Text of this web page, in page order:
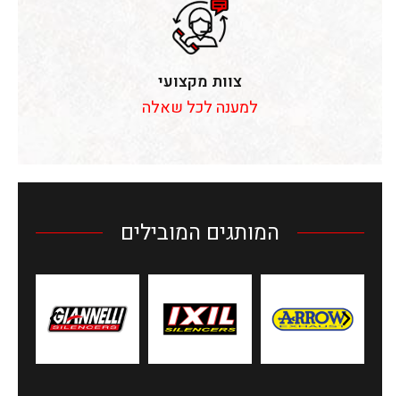
צוות מקצועי
למענה לכל שאלה
המותגים המובילים